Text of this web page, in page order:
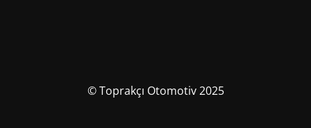
© Toprakçı Otomotiv 2025